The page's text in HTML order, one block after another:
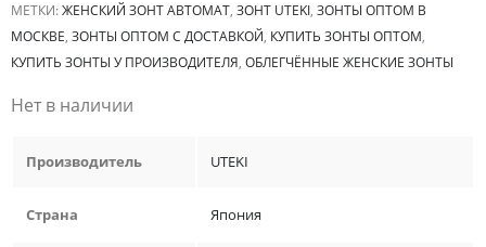
МЕТКИ:ЖЕНСКИЙ ЗОНТ АВТОМАТ, ЗОНТ UTEKI, ЗОНТЫ ОПТОМ В
МОСКВЕ, ЗОНТЫ ОПТОМ С ДОСТАВКОЙ, КУПИТЬ ЗОНТЫ ОПТОМ,
КУПИТЬ ЗОНТЫ У ПРОИЗВОДИТЕЛЯ, ОБЛЕГЧЁННЫЕ ЖЕНСКИЕ ЗОНТЫ
Нет в наличии
Производитель UTEKI
Страна Япония